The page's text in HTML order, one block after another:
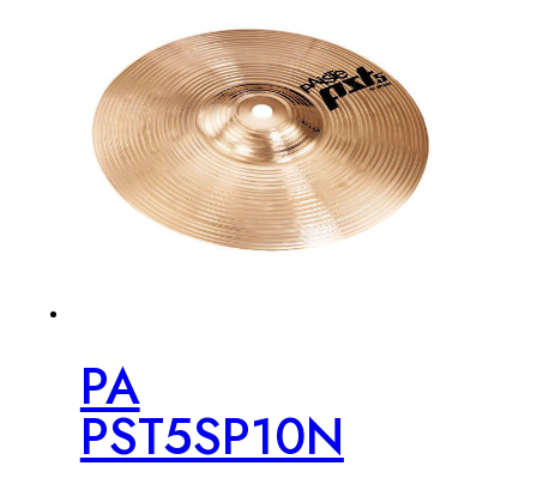
PA
PST5SP10N